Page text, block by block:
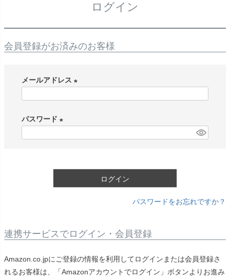
ログイン
会員登録がお済みのお客様
メールアドレス
パスワード
ログイン
パスワードをお忘れですか？
連携サービスでログイン・会員登録
Amazon.co.jpにご登録の情報を利用してログインまたは会員登録さ
れるお客様は、「Amazonアカウントでログイン」ボタンよりお進み